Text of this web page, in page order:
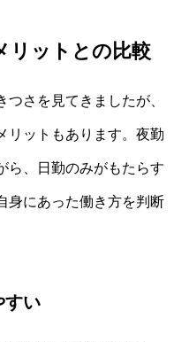
リットとの比較
さを見てきましたが、
リットもあります。夜勤
ら、日勤のみがもたらす
身にあった働き方を判断
すい